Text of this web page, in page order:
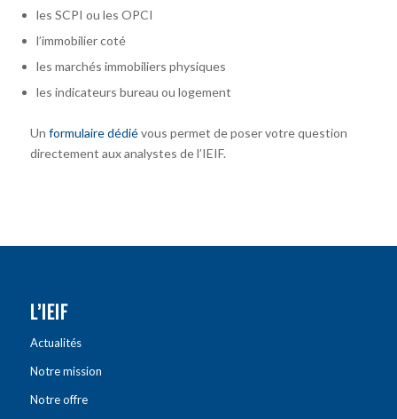
les SCPI ou les OPCI
l’immobilier coté
les marchés immobiliers physiques
les indicateurs bureau ou logement
Un formulaire dédiévous permet de poser votre question
directement aux analystes de l’IEIF.
L’IEIF
Actualités
Notre mission
Notre offre